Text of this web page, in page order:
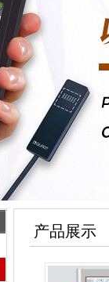
产品展示